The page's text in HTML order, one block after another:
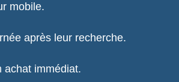
mobile.
après leur recherche.
achat immédiat.